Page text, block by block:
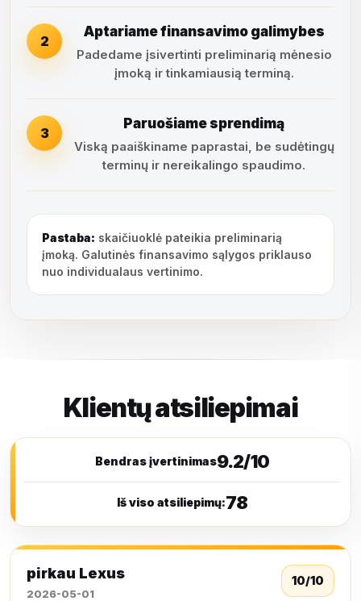
2
Aptariame finansavimo galimybes
Padedame įsivertinti preliminarią mėnesio
įmoką ir tinkamiausią terminą.
3
Paruošiame sprendimą
Viską paaiškiname paprastai, be sudėtingų
terminų ir nereikalingo spaudimo.
Pastaba: skaičiuoklė pateikia preliminarią
įmoką. Galutinės finansavimo sąlygos priklauso
nuo individualaus vertinimo.
Klientų atsiliepimai
Bendras įvertinimas9.2/10
Iš viso atsiliepimų:78
pirkau Lexus
2026-05-01
10/10